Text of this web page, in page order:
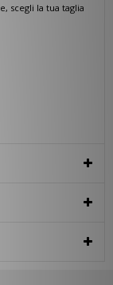
scegli la tua taglia